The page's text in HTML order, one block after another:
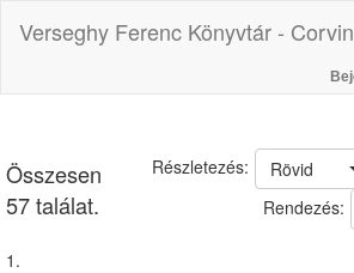
Verseghy Ferenc Könyvtár -
Összesen
57 találat.
Rövid
Részletezés:
Rendezés:
1.